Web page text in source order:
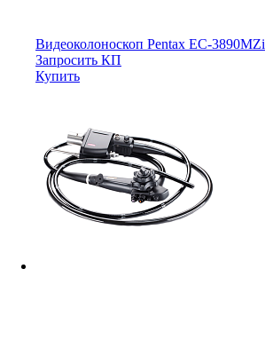
Видеоколоноскоп Pentax EC-3890MZi
Запросить КП
Купить